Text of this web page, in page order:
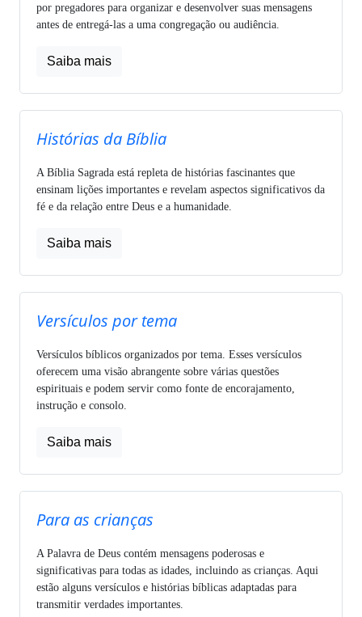
por pregadores para organizar e desenvolver suas mensagens
antes de entregá-las a uma congregação ou audiência.
Saiba mais
Histórias da Bíblia
A Bíblia Sagrada está repleta de histórias fascinantes que
ensinam lições importantes e revelam aspectos significativos da
fé e da relação entre Deus e a humanidade.
Saiba mais
Versículos por tema
Versículos bíblicos organizados por tema. Esses versículos
oferecem uma visão abrangente sobre várias questões
espirituais e podem servir como fonte de encorajamento,
instrução e consolo.
Saiba mais
Para as crianças
A Palavra de Deus contém mensagens poderosas e
significativas para todas as idades, incluindo as crianças. Aqui
estão alguns versículos e histórias bíblicas adaptadas para
transmitir verdades importantes.